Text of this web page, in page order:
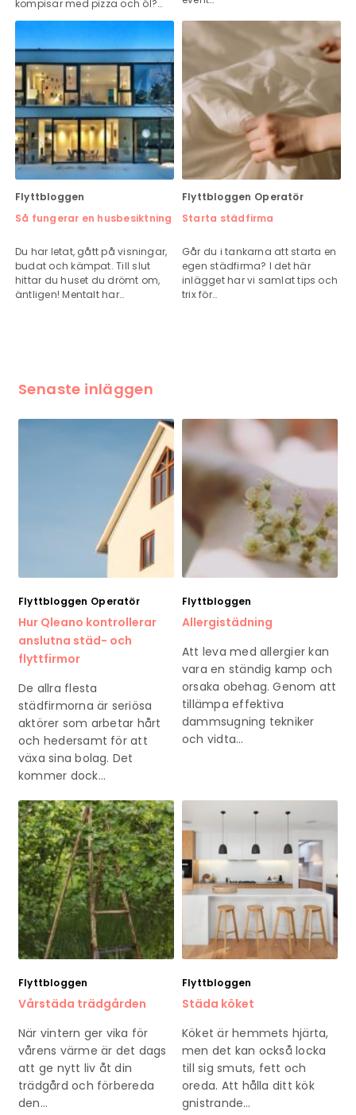
kompisar med pizza och öl?…
Flyttbloggen
Så fungerar en husbesiktning
Du har letat, gått på visningar,
budat och kämpat. Till slut
hittar du huset du drömt om,
äntligen! Mentalt har…
Flyttbloggen Operatör
Starta städfirma
Går du i tankarna att starta en
egen städfirma? I det här
inlägget har vi samlat tips och
trix för…
Senaste inläggen
Flyttbloggen Operatör
Hur Qleano kontrollerar
anslutna städ- och
flyttfirmor
De allra flesta
städfirmorna är seriösa
aktörer som arbetar hårt
och hedersamt för att
växa sina bolag. Det
kommer dock…
Flyttbloggen
Allergistädning
Att leva med allergier kan
vara en ständig kamp och
orsaka obehag. Genom att
tillämpa effektiva
dammsugning tekniker
och vidta…
Flyttbloggen
Vårstäda trädgården
När vintern ger vika för
vårens värme är det dags
att ge nytt liv åt din
trädgård och förbereda
den…
Flyttbloggen
Städa köket
Köket är hemmets hjärta,
men det kan också locka
till sig smuts, fett och
oreda. Att hålla ditt kök
gnistrande…